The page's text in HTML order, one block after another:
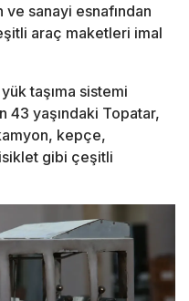
sanayi esnafından
araç maketleri imal
taşıma sistemi
43 yaşındaki Topatar,
kepçe,
gibi çeşitli